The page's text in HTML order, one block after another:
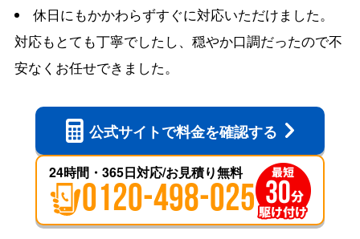
休日にもかかわらずすぐに対応いただけました。
対応もとても丁寧でしたし、穏やか口調だったので不
安なくお任せできました。
公式サイトで料金を確認する
24時間・365日対応/お見積り無料
0120-498-025